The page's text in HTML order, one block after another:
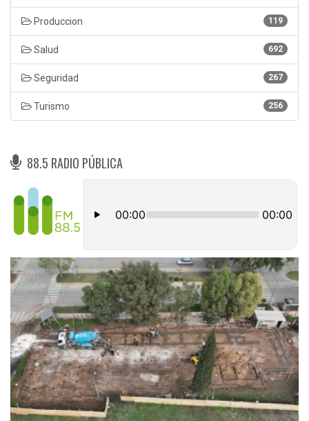
119
Produccion
692
Salud
267
Seguridad
256
Turismo
88.5 RADIO PÚBLICA